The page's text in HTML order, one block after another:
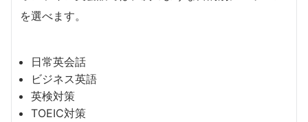
を選べます。
日常英会話
ビジネス英語
英検対策
TOEIC対策